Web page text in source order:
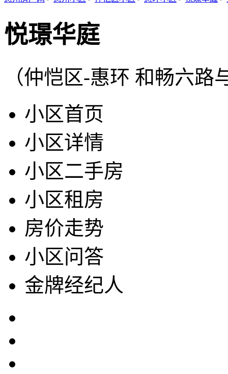
悦璟华庭
（仲恺区-惠环 和畅六路
小区首页
小区详情
小区二手房
小区租房
房价走势
小区问答
金牌经纪人